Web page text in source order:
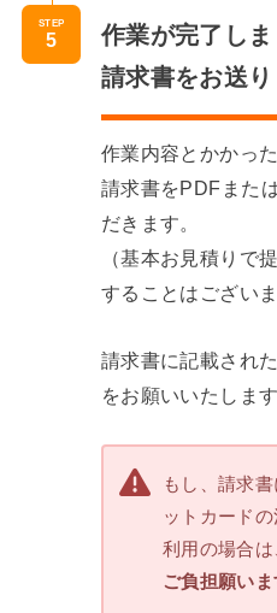
STEP
作業が完了し
請求書をお送り
作業内容とかかっ
請求書をPDFまた
だきます。
（基本お見積りで
することはございま
請求書に記載され
をお願いいたします
もし、請求
ットカード
利用の場合は
ご負担願いま